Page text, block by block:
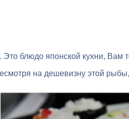
блюдо японской кухни, Вам
на дешевизну этой